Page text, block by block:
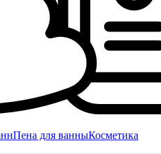
Пена для ванныКосметика